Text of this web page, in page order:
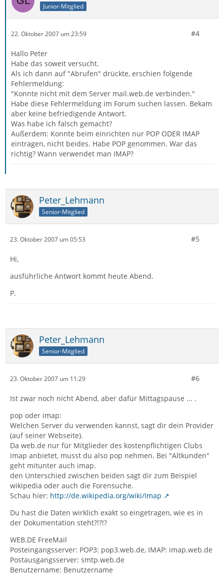
Junior-Mitglied
22. Oktober 2007 um 23:59 #4
Hallo Peter
Habe das soweit versucht.
Als ich dann auf "Abrufen" drückte, erschien folgende
Fehlermeldung:
"Konnte nicht mit dem Server mail.web.de verbinden."
Habe diese Fehlermeldung im Forum suchen lassen. Bekam
aber keine befriedigende Antwort.
Was habe ich falsch gemacht?
Außerdem: Konnte beim einrichten nur POP ODER IMAP
eintragen, nicht beides. Habe POP genommen. War das
richtig? Wann verwendet man IMAP?
Peter_Lehmann
Senior-Mitglied
23. Oktober 2007 um 05:53 #5
Hi,
ausführliche Antwort kommt heute Abend.
P.
Peter_Lehmann
Senior-Mitglied
23. Oktober 2007 um 11:29 #6
Ist zwar noch nicht Abend, aber dafür Mittagspause ... .
pop oder imap:
Welchen Server du verwenden kannst, sagt dir dein Provider
(auf seiner Webseite).
Da web.de nur für Mitglieder des kostenpflichtigen Clubs
imap anbietet, musst du also pop nehmen. Bei "Altkunden"
geht mitunter auch imap.
den Unterschied zwischen beiden sagt dir zum Beispiel
wikipedia oder auch die Forensuche.
Schau hier: http://de.wikipedia.org/wiki/Imap
Du hast die Daten wirklich exakt so eingetragen, wie es in
der Dokumentation steht?!?!?
WEB.DE FreeMail
Posteingangsserver: POP3: pop3.web.de, IMAP: imap.web.de
Postausgangsserver: smtp.web.de
Benutzername: Benutzername